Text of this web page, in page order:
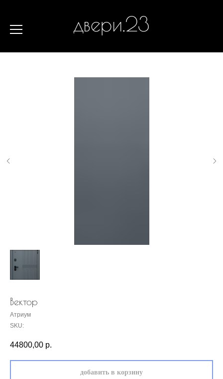
двери.23
Вектор
Атриум
SKU:
44800,00 р.
добавить в корзину